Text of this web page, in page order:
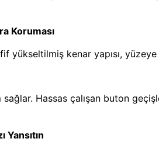
Koruması
yükseltilmiş kenar yapısı,
sağlar. Hassas çalışan buton
Yansıtın